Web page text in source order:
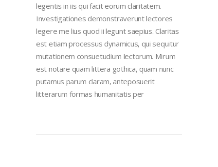
legentis in iis qui facit eorum claritatem.
Investigationes demonstraverunt lectores
legere me lius quod ii legunt saepius. Claritas
est etiam processus dynamicus, qui sequitur
mutationem consuetudium lectorum. Mirum
est notare quam littera gothica, quam nunc
putamus parum claram, anteposuerit
litterarum formas humanitatis per